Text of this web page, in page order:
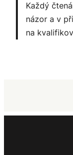
Každý
názor a v
na